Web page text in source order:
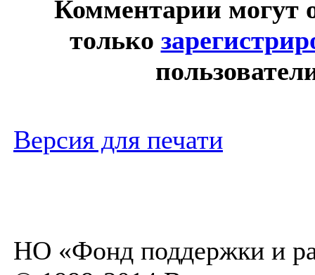
Комментарии могут
только
Версия для печати
НО «Фонд поддержки и